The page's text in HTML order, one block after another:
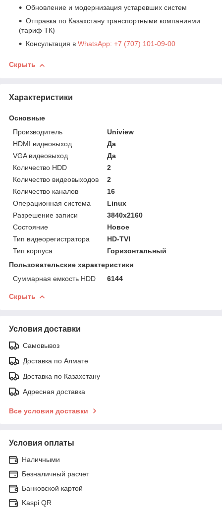
Обновление и модернизация устаревших систем
Отправка по Казахстану транспортными компаниями
(тариф ТК)
Консультация в WhatsApp: +7 (707) 101-09-00
Скрыть
Характеристики
Основные
Производитель
Uniview
HDMI видеовыход
Да
VGA видеовыход
Да
Количество HDD
2
Количество видеовыходов
2
Количество каналов
16
Операционная система
Linux
Разрешение записи
3840х2160
Состояние
Новое
Тип видеорегистратора
HD-TVI
Тип корпуса
Горизонтальный
Пользовательские характеристики
Суммарная емкость HDD
6144
Скрыть
Условия доставки
Самовывоз
Доставка по Алмате
Доставка по Казахстану
Адресная доставка
Все условия доставки
Условия оплаты
Наличными
Безналичный расчет
Банковской картой
Kaspi QR